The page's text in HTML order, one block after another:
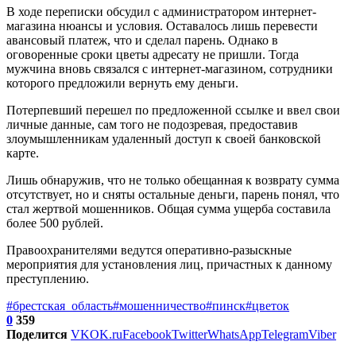
В ходе переписки обсудил с администратором интернет-
магазина нюансы и условия. Оставалось лишь перевести
авансовый платеж, что и сделал парень. Однако в
оговоренные сроки цветы адресату не пришли. Тогда
мужчина вновь связался с интернет-магазином, сотрудники
которого предложили вернуть ему деньги.
Потерпевший перешел по предложенной ссылке и ввел свои
личные данные, сам того не подозревая, предоставив
злоумышленникам удаленный доступ к своей банковской
карте.
Лишь обнаружив, что не только обещанная к возврату сумма
отсутствует, но и сняты остальные деньги, парень понял, что
стал жертвой мошенников. Общая сумма ущерба составила
более 500 рублей.
Правоохранителями ведутся оперативно-разыскные
мероприятия для установления лиц, причастных к данному
преступлению.
#брестская_область#мошенничество#пинск#цветок
0 359
Поделится VKOK.ruFacebookTwitterWhatsAppTelegramViber